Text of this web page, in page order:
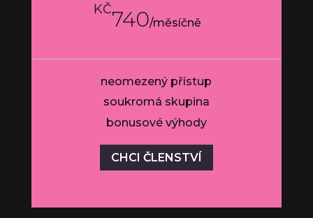
KČ740/měsíčně
neomezený přístup
soukromá skupina
bonusové výhody
CHCI ČLENSTVÍ